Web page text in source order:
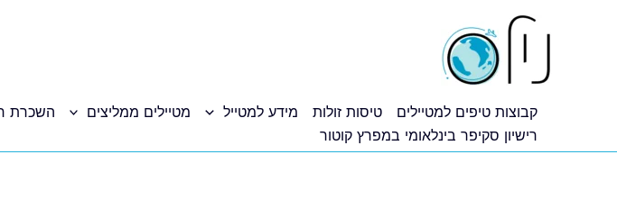
קבוצות טיפים למטיילים טיסות זולות מידע למטייל מטיילים ממליצים השכרת
רישיון סקיפר בינלאומי במפרץ קוטור